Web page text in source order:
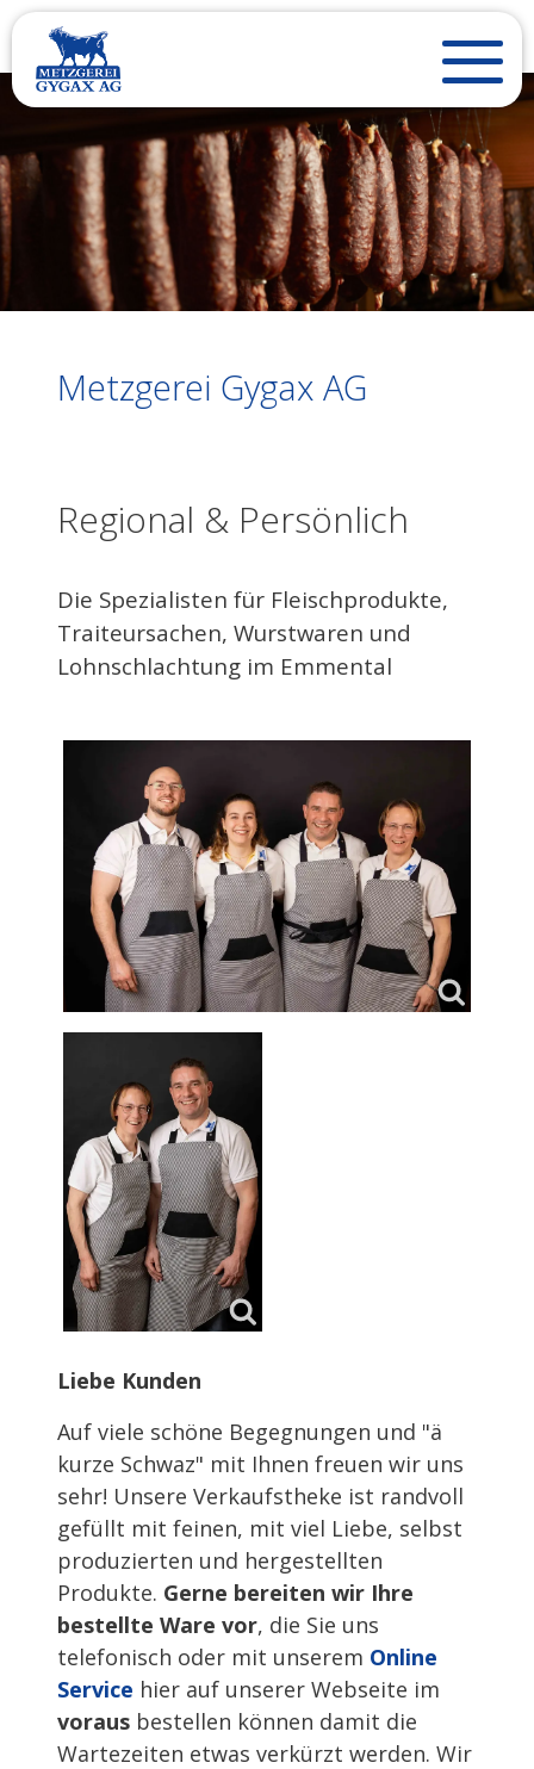
Metzgerei Gygax AG
Regional & Persönlich
Die Spezialisten für Fleischprodukte,
Traiteursachen, Wurstwaren und
Lohnschlachtung im Emmental
Liebe Kunden
Auf viele schöne Begegnungen und "ä
kurze Schwaz" mit Ihnen freuen wir uns
sehr! Unsere Verkaufstheke ist randvoll
gefüllt mit feinen, mit viel Liebe, selbst
produzierten und hergestellten
Produkte. Gerne bereiten wir Ihre
bestellte Ware vor, die Sie uns
telefonisch oder mit unserem Online
Service hier auf unserer Webseite im
voraus bestellen können damit die
Wartezeiten etwas verkürzt werden. Wir